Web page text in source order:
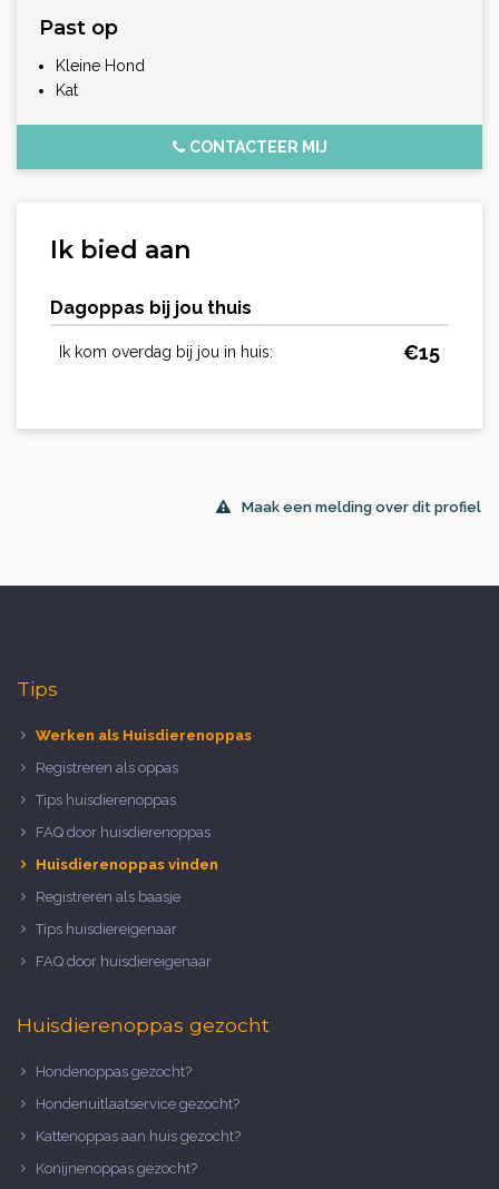
Past op
Kleine Hond
Kat
CONTACTEER MIJ
Ik bied aan
Dagoppas bij jou thuis
Ik kom overdag bij jou in huis: €15
Maak een melding over dit profiel
Tips
Werken als Huisdierenoppas
Registreren als oppas
Tips huisdierenoppas
FAQ door huisdierenoppas
Huisdierenoppas vinden
Registreren als baasje
Tips huisdiereigenaar
FAQ door huisdiereigenaar
Huisdierenoppas gezocht
Hondenoppas gezocht?
Hondenuitlaatservice gezocht?
Kattenoppas aan huis gezocht?
Konijnenoppas gezocht?